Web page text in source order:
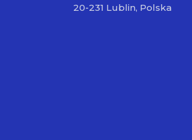
20-231 Lublin, Polska